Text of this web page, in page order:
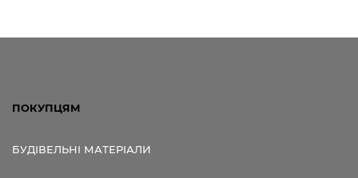
ПОКУПЦЯМ
БУДІВЕЛЬНІ МАТЕРІАЛИ